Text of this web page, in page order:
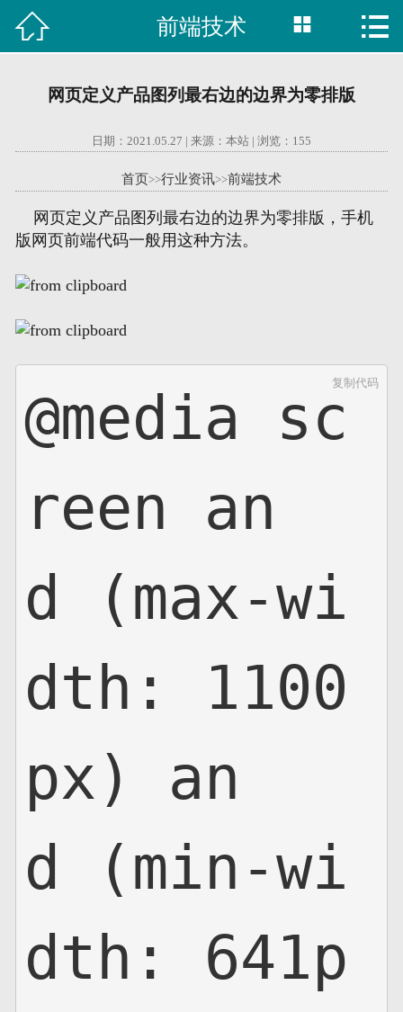
 首页
行业资讯
网页地图
 前端技术  
网页定义产品图列最右边的边界为零排版
日期：2021.05.27 | 来源：本站 | 浏览： 155
首页>>行业资讯>>前端技术
网页定义产品图列最右边的边界为零排版，手机
版网页前端代码一般用这种方法。
复制代码
@media sc
reen an
d (max-wi
dth: 1100
px) an
d (min-wi
dth: 641p